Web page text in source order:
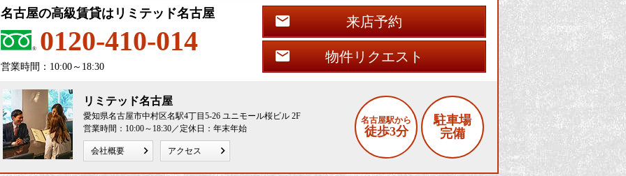
名古屋の高級賃貸はリミテッド名古屋
0120-410-014
営業時間：10:00～18:30
来店予約
物件リクエスト
リミテッド名古屋
愛知県名古屋市中村区名駅4丁目5-26 ユニモール桜ビル 2F
営業時間：10:00～18:30／定休日：年末年始
会社概要 アクセス
名古屋駅から
徒歩3分
駐車場
完備